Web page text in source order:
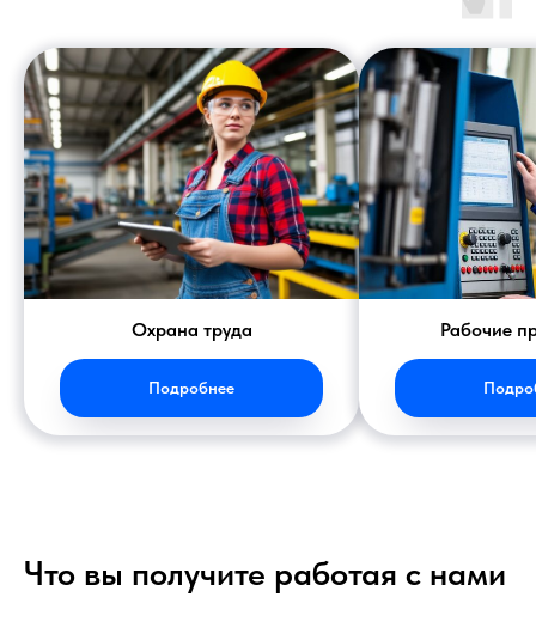
Охрана труда
Подробнее
Рабочие
Что вы получите работая с нами